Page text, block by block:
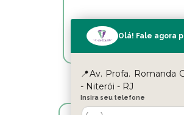
Olá! Fale agora
📍Av. Profa. Romanda
- Niterói - RJ
Insira seu telefone